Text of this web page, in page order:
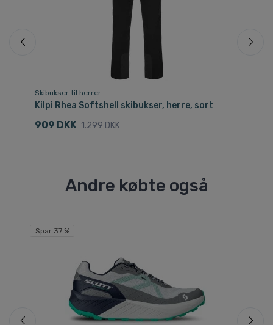
Skibukser til herrer
Kilpi Rhea Softshell skibukser, herre, sort
909 DKK 1.299 DKK
Andre købte også
Spar 37 %